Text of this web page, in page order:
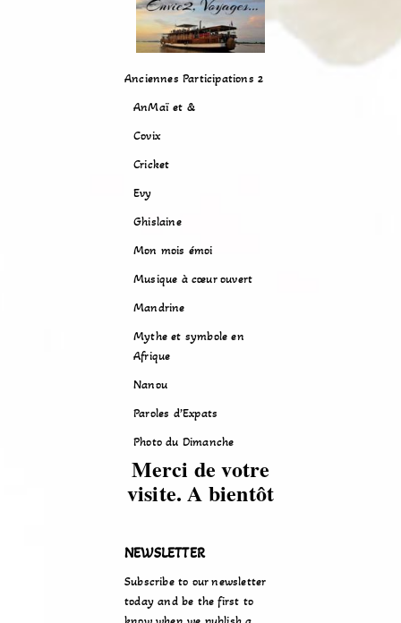
Anciennes Participations 2
AnMaï et &
Covix
Cricket
Evy
Ghislaine
Mon mois émoi
Musique à cœur ouvert
Mandrine
Mythe et symbole en
Afrique
Nanou
Paroles d’Expats
Photo du Dimanche
Merci de votre
visite. A bientôt
NEWSLETTER
Subscribe to our newsletter
today and be the first to